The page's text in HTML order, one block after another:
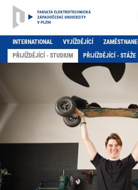
INTERNATIONAL VYJÍŽDĚJÍCÍ
PŘIJÍŽDĚJÍCÍ - STUDIUM
PŘIJÍŽDĚJÍCÍ - STÁŽE